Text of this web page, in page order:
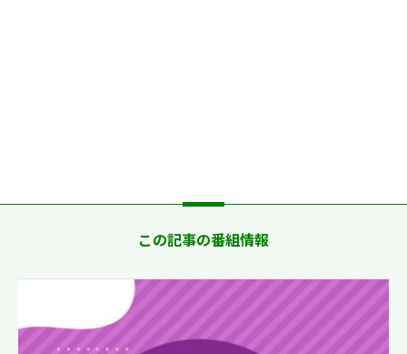
この記事の番組情報